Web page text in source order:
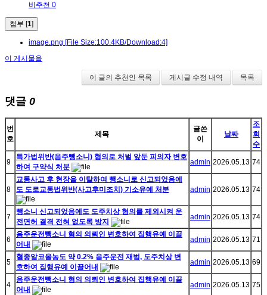
비추천 0
첨부 [1]
image.png [File Size:100.4KB/Download:4]
이 게시물을
이 글의 추천인 목록 게시글 수정 내역 목록
댓글 0
번
호
제목
글쓴
이
날짜
조
회
수
9
특가법위반(음주뺑소니) 혐의로 처벌 앞둔 피의자 변호
하여 구약식 처분
admin 2026.05.13 74
8
교통사고 후 현장을 이탈하여 뺑소니로 신고되었음에
도 도로교통법위반(사고후미조치) 기소유예 처분
admin 2026.05.13 74
7
뺑소니 신고되었음에도 도주치상 혐의를 제외시켜 운
전면허 결격 전혀 없도록 방지
admin 2026.05.13 74
6
음주운전뺑소니 혐의 의뢰인 변호하여 집행유예 이끌
어내
admin 2026.05.13 71
5
혈중알코올농도 약 0.2% 음주운전 재범, 도주치상 변
호하여 집행유예 이끌어내
admin 2026.05.13 69
4
음주운전뺑소니 혐의 의뢰인 변호하여 집행유예 이끌
어내
admin 2026.05.13 75